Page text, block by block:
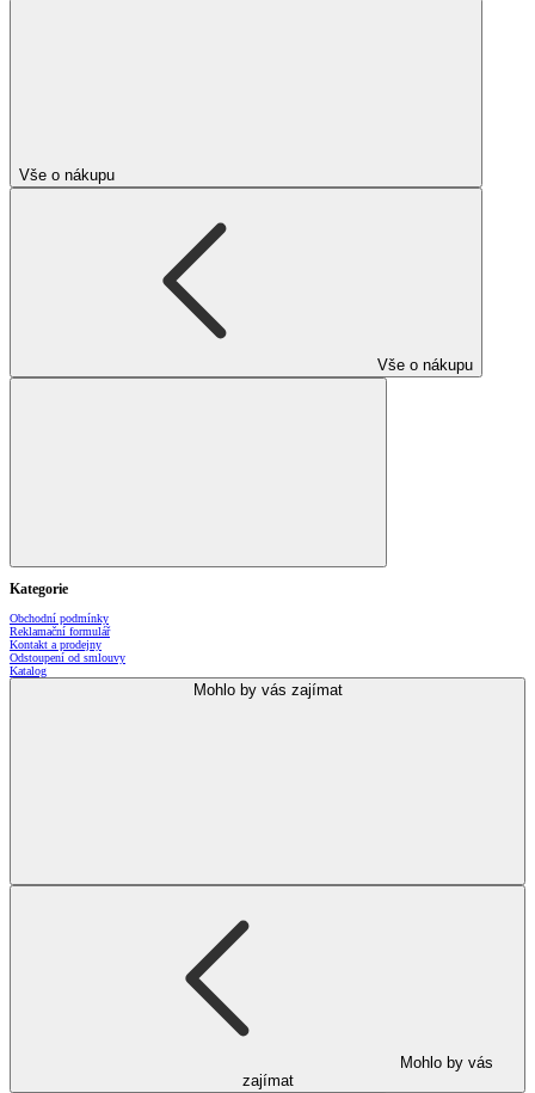
Vše o nákupu
Vše o nákupu
Kategorie
Obchodní podmínky
Reklamační formulář
Kontakt a prodejny
Odstoupení od smlouvy
Katalog
Mohlo by vás zajímat
Mohlo by vás
zajímat